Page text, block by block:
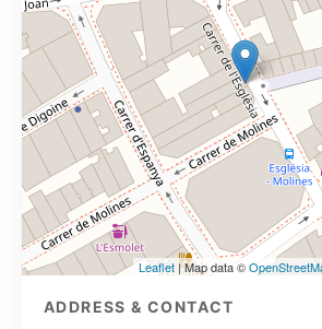
Leaflet | Map data ©
ADDRESS & CONTACT